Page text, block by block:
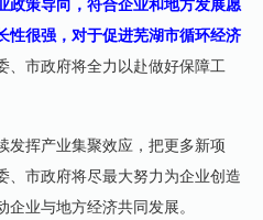
政策导向，符合企业和地方发展愿
性很强，对于促进芜湖市循环经济
、市政府将全力以赴做好保障工
挥产业集聚效应，把更多新项
、市政府将尽最大努力为企业创造
业与地方经济共同发展。